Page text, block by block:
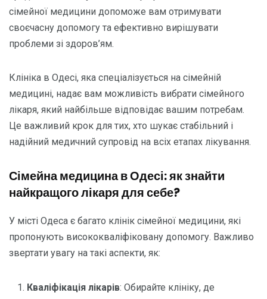
сімейної медицини допоможе вам отримувати
своєчасну допомогу та ефективно вирішувати
проблеми зі здоров’ям.
Клініка в Одесі, яка спеціалізується на сімейній
медицині, надає вам можливість вибрати сімейного
лікаря, який найбільше відповідає вашим потребам.
Це важливий крок для тих, хто шукає стабільний і
надійний медичний супровід на всіх етапах лікування.
Сімейна медицина в Одесі: як знайти
найкращого лікаря для себе?
У місті Одеса є багато клінік сімейної медицини, які
пропонують висококваліфіковану допомогу. Важливо
звертати увагу на такі аспекти, як:
Кваліфікація лікарів: Обирайте клініку, де